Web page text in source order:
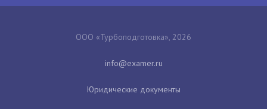
ООО «Турбоподготовка», 2026
Юридические документы